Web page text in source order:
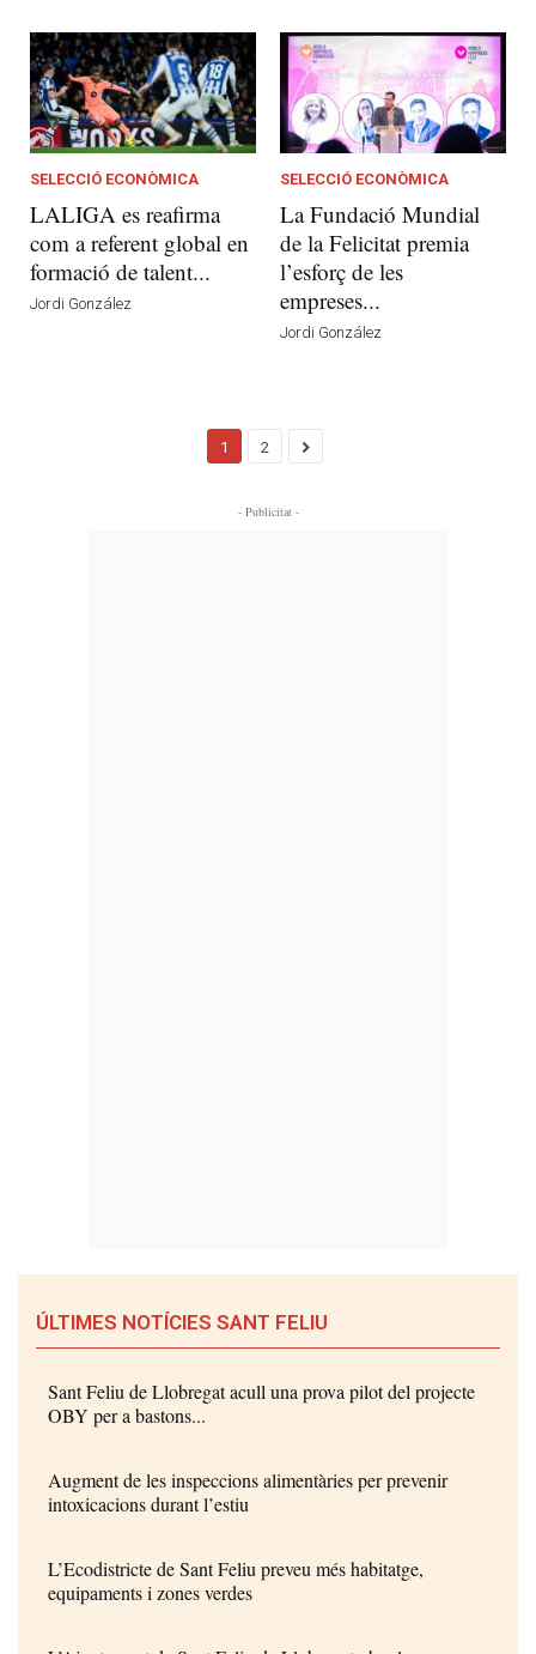
SELECCIÓ ECONÒMICA
LALIGA es reafirma
com a referent global en
formació de talent...
Jordi González
SELECCIÓ ECONÒMICA
La Fundació Mundial
de la Felicitat premia
l’esforç de les
empreses...
Jordi González
1 2
- Publicitat -
ÚLTIMES NOTÍCIES SANT FELIU
Sant Feliu de Llobregat acull una prova pilot del projecte
OBY per a bastons...
Augment de les inspeccions alimentàries per prevenir
intoxicacions durant l’estiu
L’Ecodistricte de Sant Feliu preveu més habitatge,
equipaments i zones verdes